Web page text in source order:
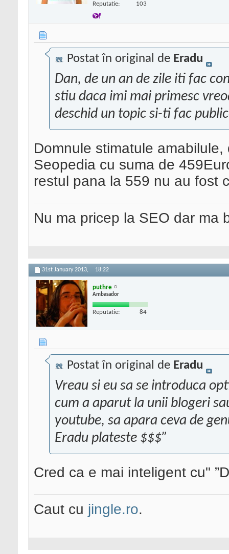
Reputatie: 103
Postat în original de Eradu
Dan, de un an de zile iti fac
stiu daca imi mai primesc
deschid un topic si-ti fac
Domnule stimatule
Seopedia cu suma de
restul pana la 559 nu au fost
Nu ma pricep la SEO dar ma
31st January 2013, 18:22
puthre
Ambasador
Reputatie: 84
Postat în original de Eradu
Vreau si eu sa se introduca
cum a aparut la unii blogeri
youtube, sa apara ceva de
Eradu plateste $$$”
Cred ca e mai inteligent cu"
Caut cu jingle.ro.